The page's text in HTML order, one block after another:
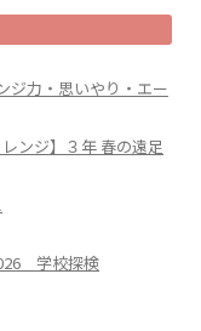
ジ力・思いやり・エー
ンジ】３年 春の遠足
学校探検